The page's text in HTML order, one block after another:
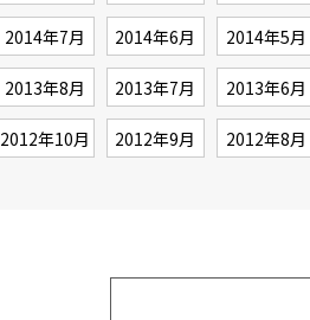
2014年7月 2014年6月 2014年5月
2013年8月 2013年7月 2013年6月
2012年10月 2012年9月 2012年8月